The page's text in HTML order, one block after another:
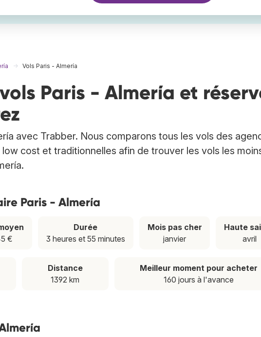
Vols Paris - Almería
Paris - Almería et
avec Trabber. Nous comparons tous les vols des
cost et traditionnelles afin de trouver les vols les
Paris - Almería
€
Durée
3 heures et 55 minutes
Mois pas cher
janvier
Haute
avril
Distance
1392 km
Meilleur moment pour acheter
160 jours à l'avance